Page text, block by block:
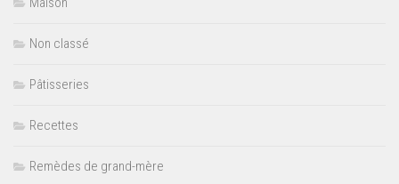
Non classé
Pâtisseries
Recettes
Remèdes de grand-mère